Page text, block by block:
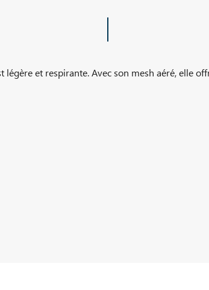
légère et respirante. Avec son mesh aéré, elle